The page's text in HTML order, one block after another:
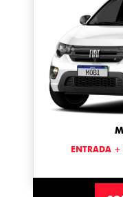
ENTRADA